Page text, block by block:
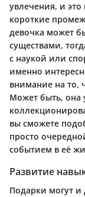
увлечения, и
короткие
девочка может
существами,
с наукой или
именно
внимание на то,
Может быть, она
вы сможете
просто
событием в её
Развитие
Подарки могут и